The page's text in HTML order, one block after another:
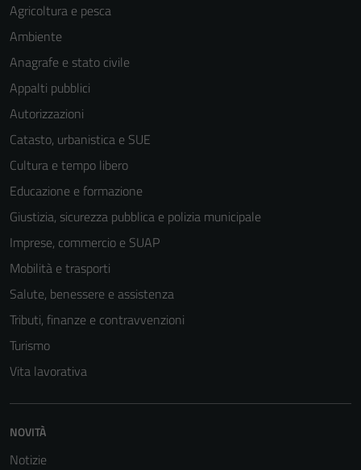
Agricoltura e pesca
Ambiente
Anagrafe e stato civile
Appalti pubblici
Autorizzazioni
Catasto, urbanistica e SUE
Cultura e tempo libero
Educazione e formazione
Giustizia, sicurezza pubblica e polizia municipale
Imprese, commercio e SUAP
Mobilità e trasporti
Salute, benessere e assistenza
Tributi, finanze e contravvenzioni
Turismo
Vita lavorativa
NOVITÀ
Notizie